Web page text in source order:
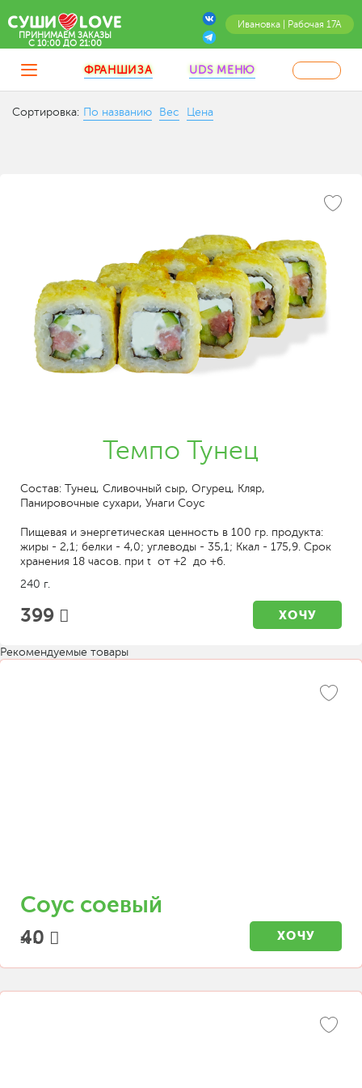
Ивановка | Рабочая 17А
ПРИНИМАЕМ ЗАКАЗЫ
C 10:00 ДО 21:00
ФРАНШИЗА UDS МЕНЮ
Сортировка: По названию Вес Цена
Темпо Тунец
Состав: Тунец, Сливочный сыр, Огурец, Кляр,
Панировочные сухари, Унаги Соус
Пищевая и энергетическая ценность в 100 гр. продукта:
жиры - 2,1; белки - 4,0; углеводы - 35,1; Ккал - 175,9. Срок
хранения 18 часов. при t от +2 до +6.
240 г.
399 ХОЧУ
Рекомендуемые товары
Соус соевый
30 г.
40 ХОЧУ